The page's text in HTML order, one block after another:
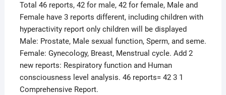
Total 46 reports, 42 for male, 42 for female, Male and
Female have 3 reports different, including children with
hyperactivity report only children will be displayed
Male: Prostate, Male sexual function, Sperm, and seme.
Female: Gynecology, Breast, Menstrual cycle. Add 2
new reports: Respiratory function and Human
consciousness level analysis. 46 reports= 42 3 1
Comprehensive Report.